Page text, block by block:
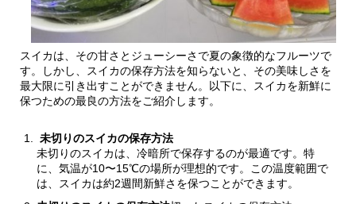
スイカは、その甘さとジューシーさで夏の象徴的なフルーツで
す。しかし、スイカの保存方法を知らないと、その美味しさを
最大限に引き出すことができません。以下に、スイカを新鮮に
保つための最良の方法をご紹介します。
未切りのスイカの保存方法
未切りのスイカは、冷暗所で保存するのが最適です。特
に、気温が10〜15℃の場所が理想的です。この温度範囲で
は、スイカは約2週間新鮮さを保つことができます。